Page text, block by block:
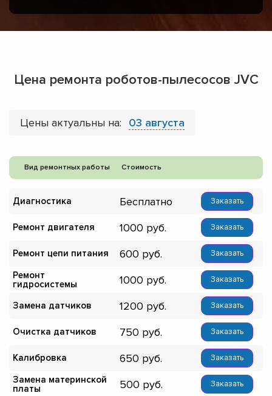
Цена ремонта роботов-пылесосов JVC
Цены актуальны на: 03 августа
Вид ремонтных работы Стоимость
Диагностика Бесплатно Заказать
Ремонт двигателя 1000 Заказать
Ремонт цепи питания 600 Заказать
Ремонт
гидросистемы
1000 Заказать
Замена датчиков 1200 Заказать
Очистка датчиков 750 Заказать
Калибровка 650 Заказать
Замена материнской
платы
500 Заказать